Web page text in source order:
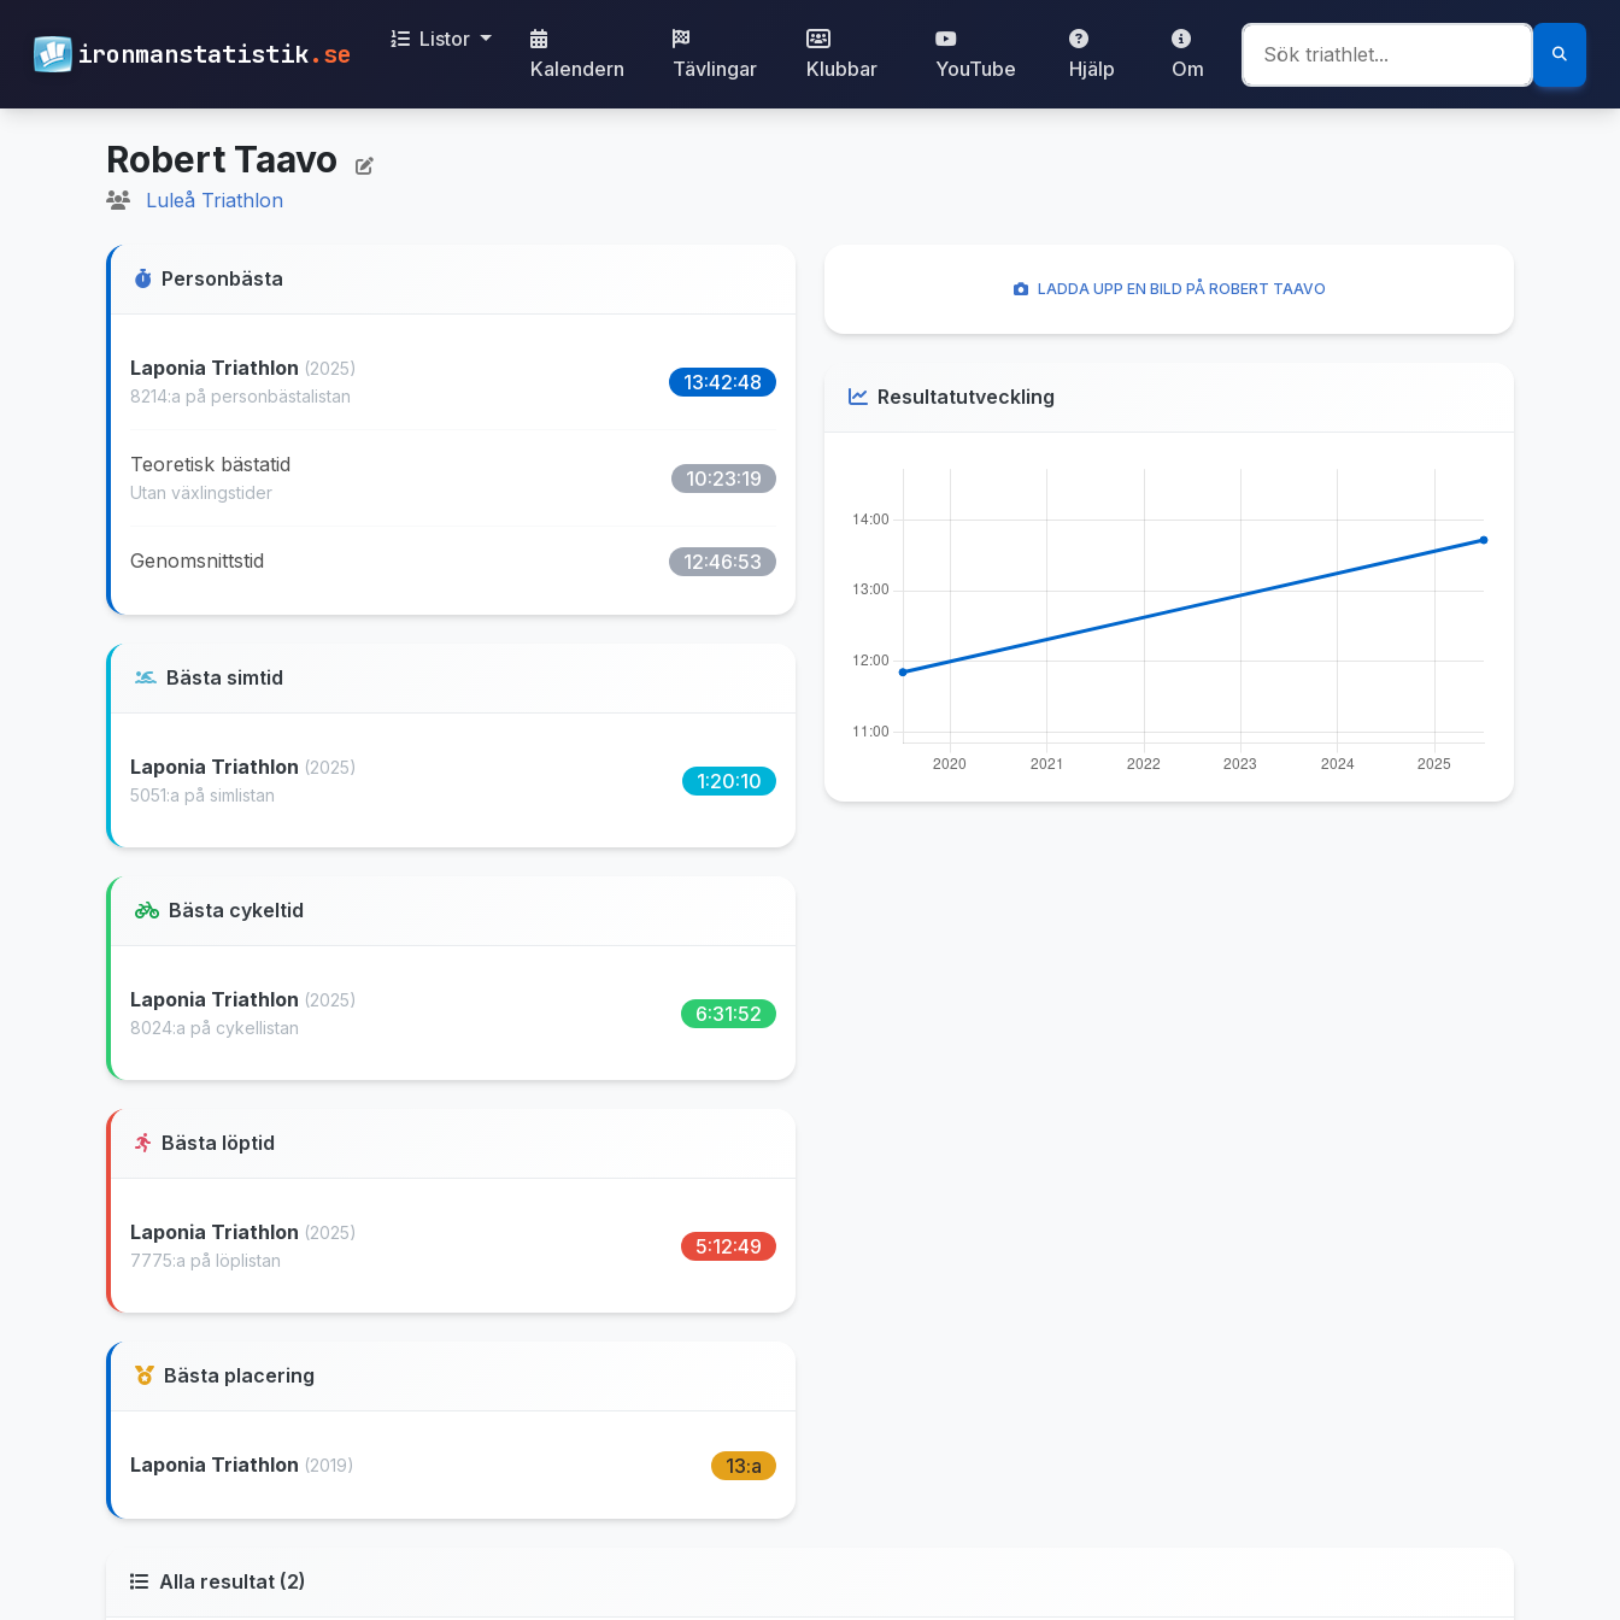
ironmanstatistik.se
Listor
Kalendern
Tävlingar Klubbar YouTube Hjälp Om
Robert Taavo
Luleå Triathlon
Personbästa
Laponia Triathlon (2025)
8214:a på personbästalistan
13:42:48
Teoretisk bästatid
Utan växlingstider
10:23:19
Genomsnittstid 12:46:53
Bästa simtid
Laponia Triathlon (2025)
5051:a på simlistan
1:20:10
Bästa cykeltid
Laponia Triathlon (2025)
8024:a på cykellistan
6:31:52
Bästa löptid
Laponia Triathlon (2025)
7775:a på löplistan
5:12:49
Bästa placering
Laponia Triathlon (2019) 13:a
LADDA UPP EN BILD PÅ ROBERT TAAVO
Resultatutveckling
Alla resultat (2)